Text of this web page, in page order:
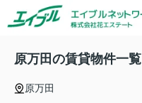
原万田の賃貸物件一覧
原万田